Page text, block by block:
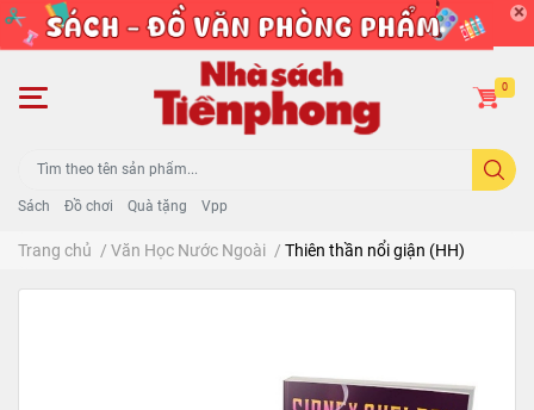
Sách Đồ chơi Quà tặng Vpp
0
Trang chủ / Văn Học Nước Ngoài / Thiên thần nổi giận (HH)